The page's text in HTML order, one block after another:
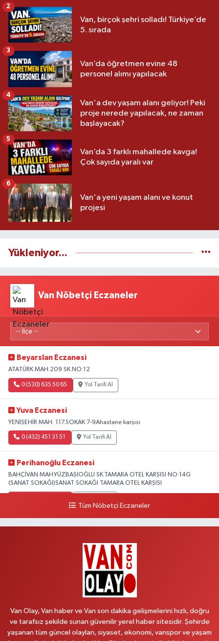
Van, birçok şehri solladı! Türkiye’de
5. sırada
2
Van’da öğretmen evine 48
personel alımı yapılacak
3
Van'a dev yaşam alanı geliyor! Peki
proje nerede yapılacak, ne zaman
başlayacak?
4
Van’da 3 farklı mahallede kavga!
Çok sayıda yaralı var
5
Van'a yeni yaşam alanı ve konut
projesi
6
Yükleniyor...
Van Nöbetçi Eczaneler
Beyarslan Eczanesi
ATATÜRK MAH.209 SK.NO:12
0 (530) 635 50 65 Yol Tarifi Al
Yuva Eczanesi
YENİŞEHİR MAH. 117.SOKAK 7-9Ahastane karşısı
0 (432) 451 31 51 Yol Tarifi Al
Perihanoğlu Eczanesi
BAHÇİVAN MAH.YÜZBAŞIOĞLU SK.TAMARA OTEL KARŞISI NO:14G
(SANAT SOKAĞI)SANAT SOKAĞI TAMARA OTEL KARŞISI
Yol Tarifi Al
BEYAZIT MAH.ZEYLAN CADDESİ OKYANUS GİYİM YANI NO:1
Afşar Eczanesi
Tüm Nöbetçi Eczaneler
Van Olay, Van haber ve Van son dakika gelişmelerini hızlı, doğru
ve tarafsız şekilde sunan güvenilir yerel haber sitesidir. Şehirde
yaşanan tüm güncel olayları, siyaset, ekonomi, vanspor ve yaşam